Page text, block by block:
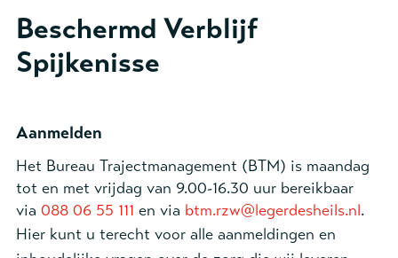
Beschermd Verblijf
Spijkenisse
Aanmelden
Het Bureau Trajectmanagement (BTM) is maandag
tot en met vrijdag van 9.00-16.30 uur bereikbaar
via 088 06 55 111 en via btm.rzw@legerdesheils.nl.
Hier kunt u terecht voor alle aanmeldingen en